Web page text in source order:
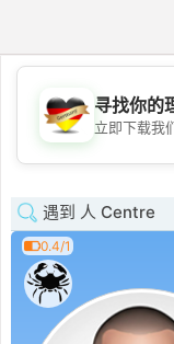
寻找你的
立即下载我
遇到 人 Centre
0.4/1